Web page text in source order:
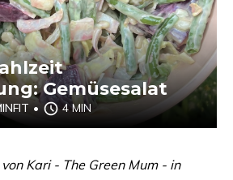
Gemüsesalat
• 4 MIN
Kari - The Green Mum - in